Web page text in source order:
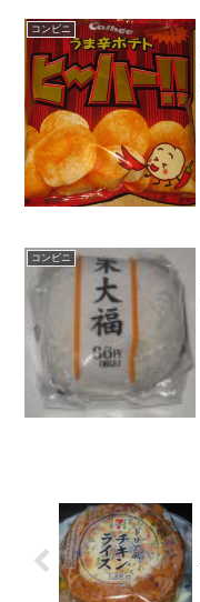
コンビニ
コンビニ